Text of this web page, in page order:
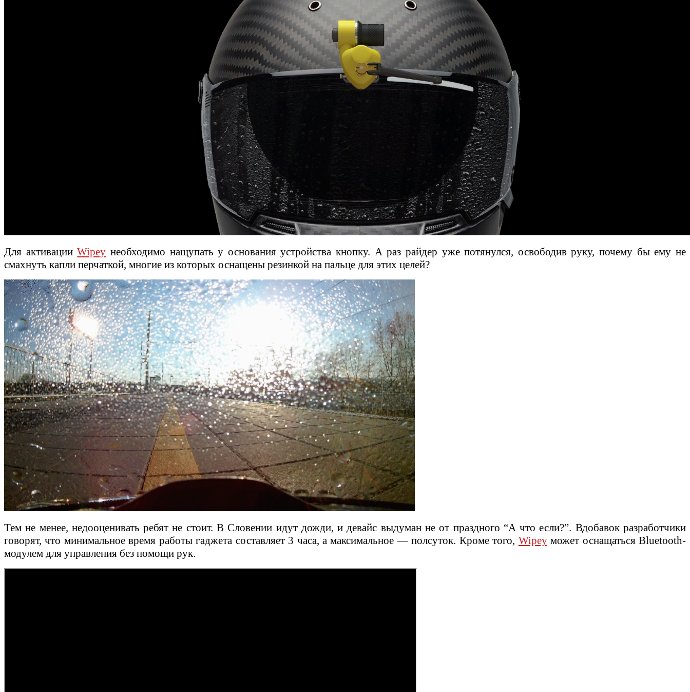
Для активацииWipey необходимо нащупать у основания устройства кнопку. А раз райдер уже потянулся, освободив руку, почему бы ему не
смахнуть капли перчаткой, многие из которых оснащены резинкой на пальце для этих целей?
Тем не менее, недооценивать ребят не стоит. В Словении идут дожди, и девайс выдуман не от праздного “А что если?”. Вдобавок разработчики
говорят, что минимальное время работы гаджета составляет 3 часа, а максимальное — полсуток. Кроме того, Wipeyможет оснащаться Bluetooth-
модулем для управления без помощи рук.